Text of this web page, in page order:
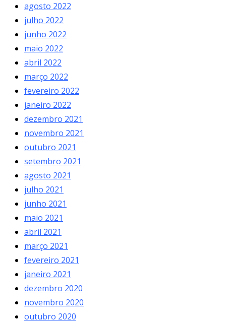
agosto 2022
julho 2022
junho 2022
maio 2022
abril 2022
março 2022
fevereiro 2022
janeiro 2022
dezembro 2021
novembro 2021
outubro 2021
setembro 2021
agosto 2021
julho 2021
junho 2021
maio 2021
abril 2021
março 2021
fevereiro 2021
janeiro 2021
dezembro 2020
novembro 2020
outubro 2020